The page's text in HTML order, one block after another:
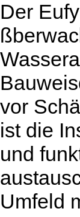
Der
vor
ist die
und
Umfeld